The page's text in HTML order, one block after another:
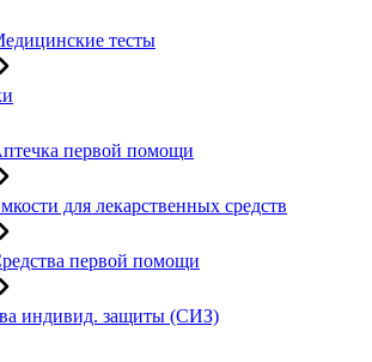
тесты
первой помощи
для лекарственных средств
первой помощи
индивид. защиты (СИЗ)